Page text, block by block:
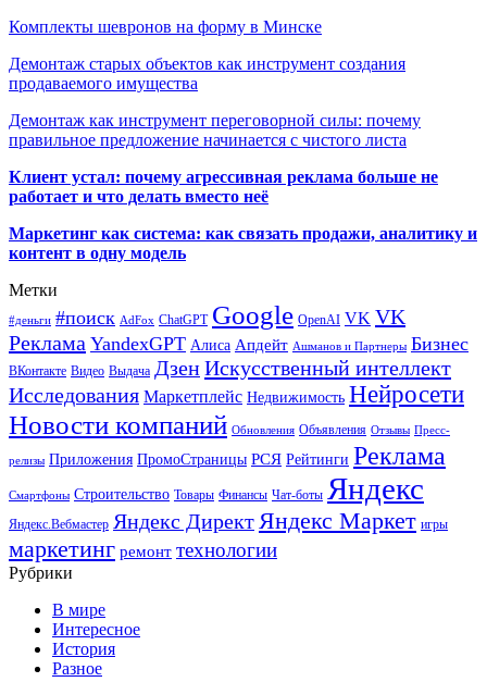
Комплекты шевронов на форму в Минске
Демонтаж старых объектов как инструмент создания
продаваемого имущества
Демонтаж как инструмент переговорной силы: почему
правильное предложение начинается с чистого листа
Клиент устал: почему агрессивная реклама больше не
работает и что делать вместо неё
Маркетинг как система: как связать продажи, аналитику и
контент в одну модель
Метки
#деньги #поиск AdFox ChatGPT Google OpenAI VK VK
Реклама YandexGPT Алиса Апдейт Ашманов и Партнеры Бизнес
ВКонтакте Видео Выдача ДзенИскусственный интеллект
Исследования Маркетплейс Недвижимость Нейросети
Новости компаний Обновления Объявления Отзывы Пресс-
релизы Приложения ПромоСтраницы РСЯ Рейтинги Реклама
Смартфоны Строительство Товары Финансы Чат-боты Яндекс
Яндекс.Вебмастер Яндекс Директ Яндекс Маркет игры
маркетинг ремонт технологии
Рубрики
В мире
Интересное
История
Разное